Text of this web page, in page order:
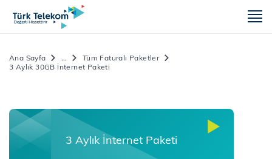
Ana Sayfa ...
Tüm Faturalı Paketler
3 Aylık 30GB İnternet Paketi
3 Aylık İnternet Paketi